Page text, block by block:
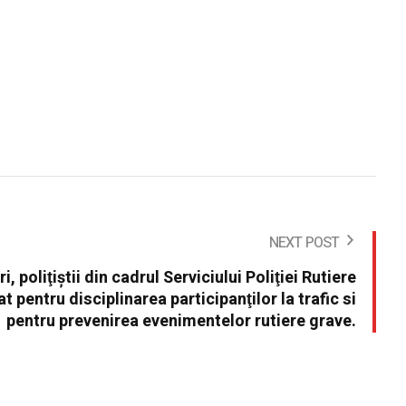
NEXT POST
poliţiştii din cadrul Serviciului Poliţiei Rutiere
pentru disciplinarea participanţilor la trafic si
pentru prevenirea evenimentelor rutiere grave.